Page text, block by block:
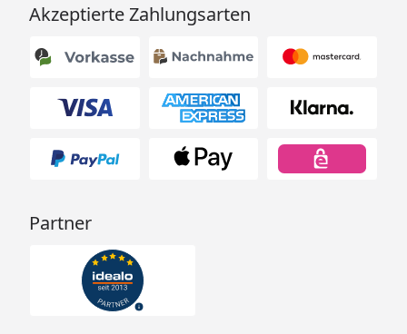
Akzeptierte Zahlungsarten
Partner